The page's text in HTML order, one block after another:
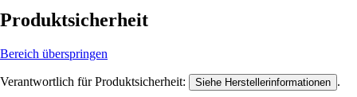
Produktsicherheit
Bereich überspringen
Verantwortlich für Produktsicherheit: Siehe Herstellerinformationen .